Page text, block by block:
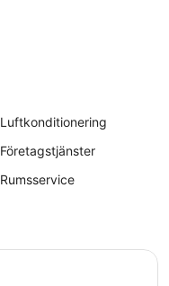
Luftkonditionering
Företagstjänster
Rumsservice